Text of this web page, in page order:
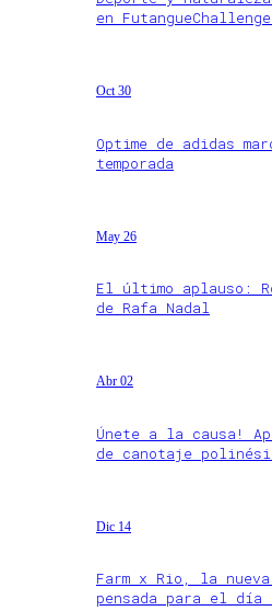
en
Oct 30
Optime de adidas
temporada
May 26
El último aplauso:
de Rafa Nadal
Abr 02
Únete a la causa!
de canotaje
Dic 14
Farm x Rio, la
pensada para el día